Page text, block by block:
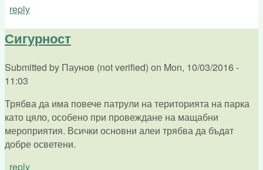
reply
Сигурност
Submitted by Паунов (not verified) on Mon, 10/03/2016 -
11:03
Трябва да има повече патрули на територията на парка
като цяло, особено при провеждане на мащабни
мероприятия. Всички основни алеи трябва да бъдат
добре осветени.
reply